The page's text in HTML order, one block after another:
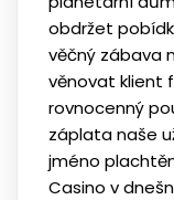
obdržet
věčný zábava
věnovat klient
rovnocenný
záplata naše
jméno
Casino v